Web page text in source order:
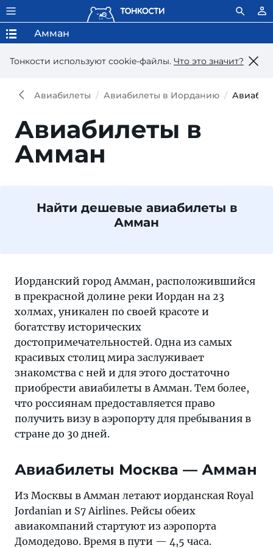
Тонкости используют сookie-файлы. Что это значит?
Амман
Авиабилеты Авиабилеты в Иорданию
Авиабилеты в
Амман
Найти дешевые авиабилеты в
Амман
Иорданский город Амман, расположившийся
в прекрасной долине реки Иордан на 23
холмах, уникален по своей красоте и
богатству исторических
достопримечательностей. Одна из самых
красивых столиц мира заслуживает
знакомства с ней и для этого достаточно
приобрести авиабилеты в Амман. Тем более,
что россиянам предоставляется право
получить визу в аэропорту для пребывания в
стране до 30 дней.
Авиабилеты Москва — Амман
Из Москвы в Амман летают иорданская Royal
Jordanian и S7 Airlines. Рейсы обеих
авиакомпаний стартуют из аэропорта
Домодедово. Время в пути — 4,5 часа.